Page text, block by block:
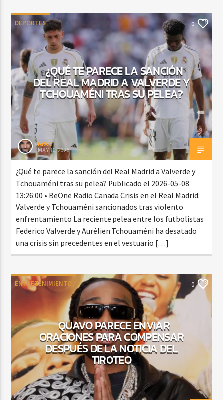
DEPORTES 0
¿QUÉ TE PARECE LA SANCIÓN
DEL REAL MADRID A VALVERDE Y
TCHOUAMÉNI TRAS SU PELEA?
rasco
MAY 8, 2026
¿Qué te parece la sanción del Real Madrid a Valverde y
Tchouaméni tras su pelea? Publicado el 2026-05-08
13:26:00 • BeOne Radio Canada Crisis en el Real Madrid:
Valverde y Tchouaméni sancionados tras violento
enfrentamiento La reciente pelea entre los futbolistas
Federico Valverde y Aurélien Tchouaméni ha desatado
una crisis sin precedentes en el vestuario […]
ENTRETENIMIENTO 0
QUAVO PARECE ENVIAR
ORACIONES PARA COMPENSAR
DESPUÉS DE LA NOTICIA DEL
TIROTEO